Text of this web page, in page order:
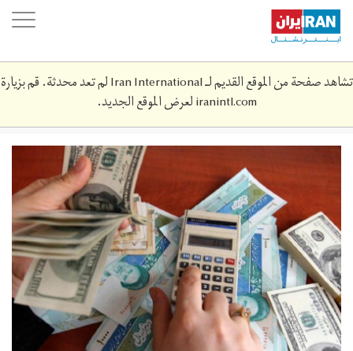
Skip
main
content
تشاهد صفحة من الموقع القديم لـ Iran International لم تعد محدثة. قم بزيارة
iranintl.comلعرض الموقع الجديد.
dollar-
rial.jpg